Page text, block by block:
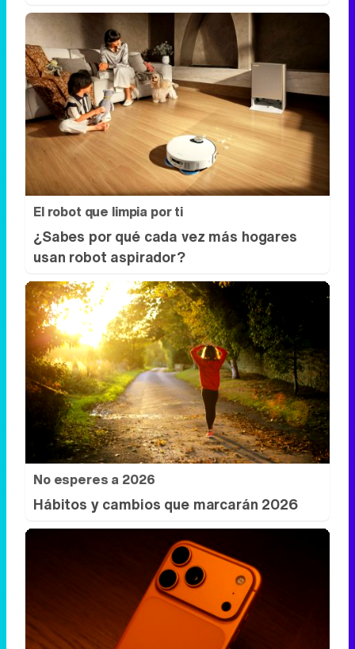
El robot que limpia por ti
¿Sabes por qué cada vez más hogares
usan robot aspirador?
No esperes a 2026
Hábitos y cambios que marcarán 2026